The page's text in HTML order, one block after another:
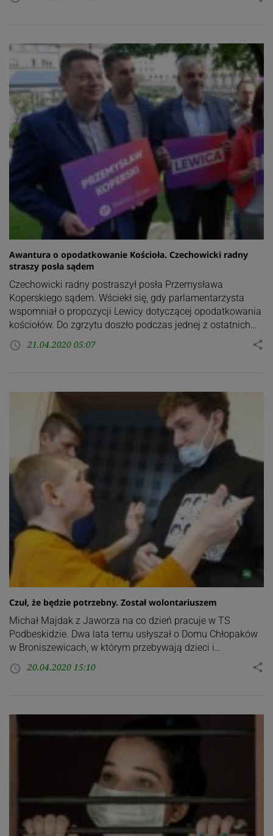
Awantura o opodatkowanie Kościoła. Czechowicki radny
straszy posła sądem
Czechowicki radny postraszył posła Przemysława
Koperskiego sądem. Wściekł się, gdy parlamentarzysta
wspomniał o propozycji Lewicy dotyczącej opodatkowania
kościołów. Do zgrzytu doszło podczas jednej z ostatnich…
access_time 21.04.2020 05:07 share
Czuł, że będzie potrzebny. Został wolontariuszem
Michał Majdak z Jaworza na co dzień pracuje w TS
Podbeskidzie. Dwa lata temu usłyszał o Domu Chłopaków
w Broniszewicach, w którym przebywają dzieci i…
access_time 20.04.2020 15:10 share